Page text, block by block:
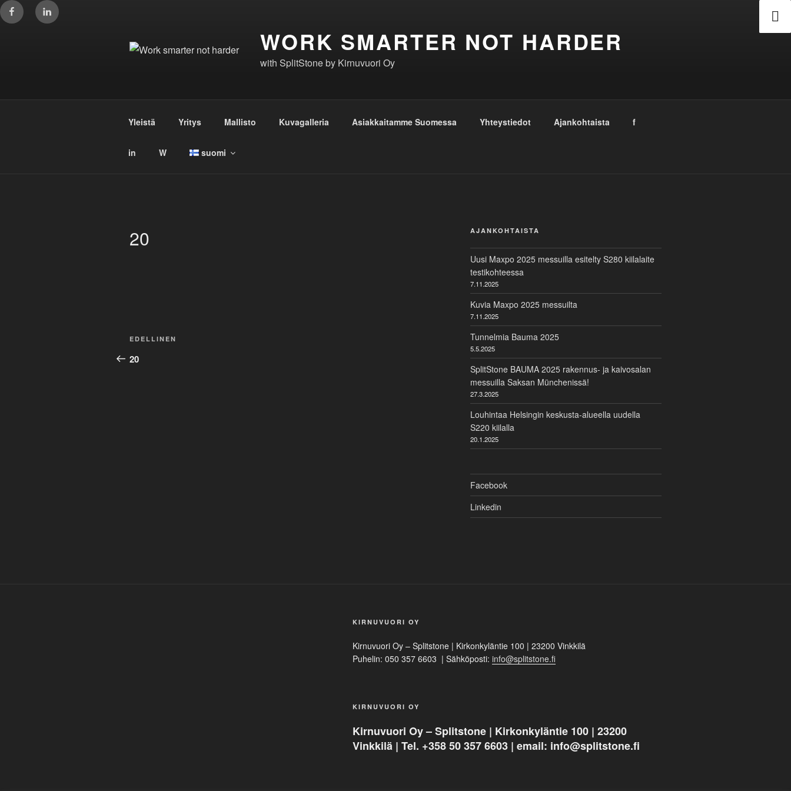
Siirry
sisältöön
FacebookLinkedin
WORK SMARTER NOT HARDER
with SplitStone by Kirnuvuori Oy
Yleistä Yritys Mallisto Kuvagalleria Asiakkaitamme Suomessa Yhteystiedot Ajankohtaista f
in W suomi
20
Artikkelien
selaus
Edellinen
artikkeli
EDELLINEN
20
AJANKOHTAISTA
Uusi Maxpo 2025 messuilla esitelty S280 kiilalaite
testikohteessa
7.11.2025
Kuvia Maxpo 2025 messuilta
7.11.2025
Tunnelmia Bauma 2025
5.5.2025
SplitStone BAUMA 2025 rakennus- ja kaivosalan
messuilla Saksan Münchenissä!
27.3.2025
Louhintaa Helsingin keskusta-alueella uudella
S220 kiilalla
20.1.2025
Facebook
Linkedin
KIRNUVUORI OY
Kirnuvuori Oy – Splitstone | Kirkonkyläntie 100 | 23200 Vinkkilä
Puhelin: 050 357 6603 | Sähköposti: info@splitstone.fi
KIRNUVUORI OY
Kirnuvuori Oy – Splitstone | Kirkonkyläntie 100 | 23200
Vinkkilä | Tel. +358 50 357 6603 | email: info@splitstone.fi